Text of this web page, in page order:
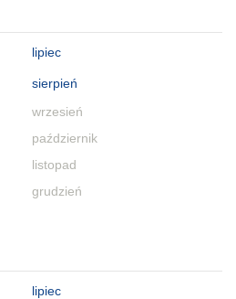
lipiec
sierpień
wrzesień
październik
listopad
grudzień
lipiec